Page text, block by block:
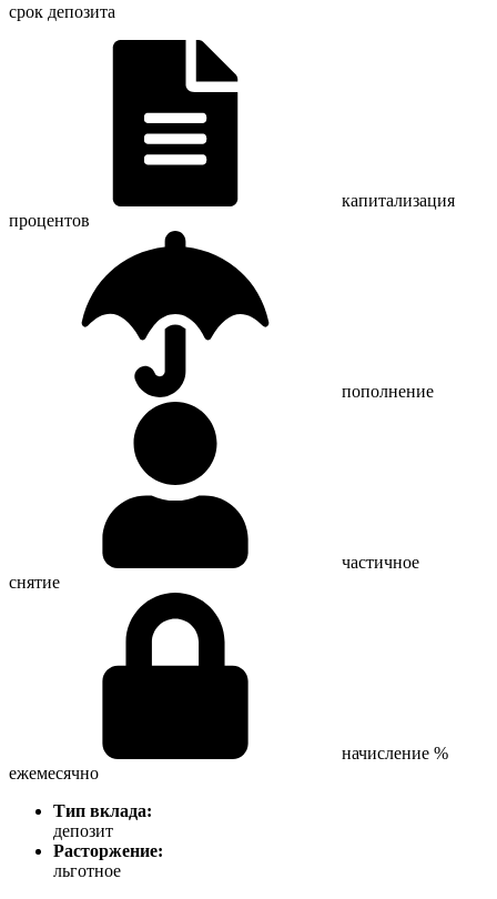
срок депозита
капитализация
процентов
пополнение
частичное
снятие
начисление %
ежемесячно
Тип вклада:
депозит
Расторжение:
льготное